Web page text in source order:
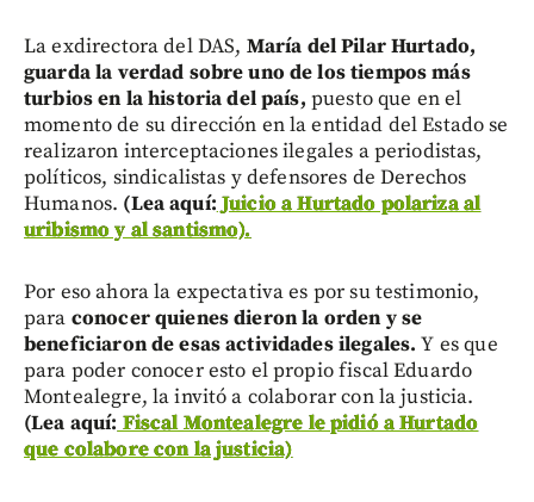
La exdirectora del DAS, María del Pilar Hurtado,
guarda la verdad sobre uno de los tiempos más
turbios en la historia del país, puesto que en el
momento de su dirección en la entidad del Estado se
realizaron interceptaciones ilegales a periodistas,
políticos, sindicalistas y defensores de Derechos
Humanos. (Lea aquí:Juicio a Hurtado polariza al
uribismo y al santismo).
Por eso ahora la expectativa es por su testimonio,
para conocer quienes dieron la orden y se
beneficiaron de esas actividades ilegales.Y es que
para poder conocer esto el propio fiscal Eduardo
Montealegre, la invitó a colaborar con la justicia.
(Lea aquí: Fiscal Montealegre le pidió a Hurtado
que colabore con la justicia)